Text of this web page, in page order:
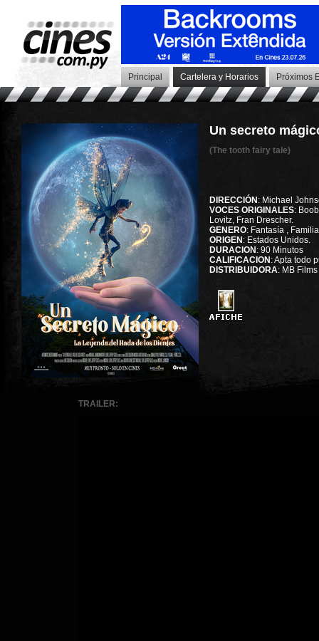
Principal Cartelera y Horarios Próximos
Un secreto
(The tooth fairy tale)
DIRECCIÓN : Michael
VOCES ORIGINALES:
Lovitz, Fran Drescher.
GENERO: Fantasía ,
ORIGEN : Estados Unidos.
DURACION : 90 Minutos
CALIFICACION : Apta todo
DISTRIBUIDORA: MB Films
TRAILER: